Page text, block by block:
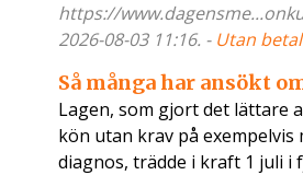
https://
2026-08-03 11:16. - Utan
Så många har ansökt
Lagen, som gjort det lättare
kön utan krav på exempelvis
diagnos, trädde i kraft 1 juli i